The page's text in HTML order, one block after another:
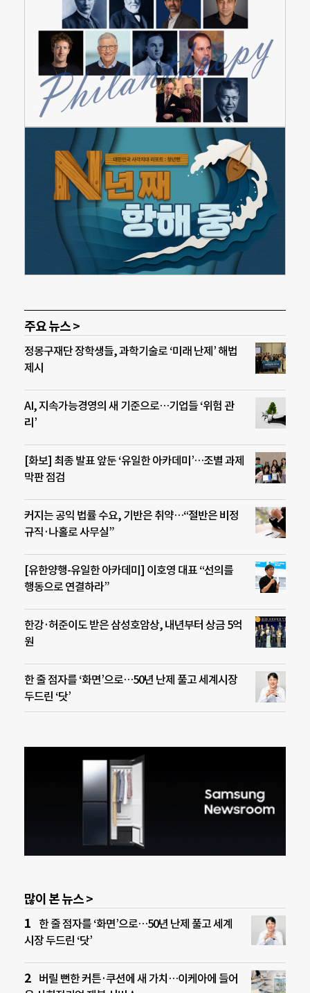
주요 뉴스 >
정몽구재단 장학생들, 과학기술로 ‘미래 난제’ 해법
제시
AI, 지속가능경영의 새 기준으로…기업들 ‘위험 관
리’
[화보] 최종 발표 앞둔 ‘유일한 아카데미’…조별 과제
막판 점검
커지는 공익 법률 수요, 기반은 취약…“절반은 비정
규직·나홀로 사무실”
[유한양행-유일한 아카데미] 이호영 대표 “선의를
행동으로 연결하라”
한강·허준이도 받은 삼성호암상, 내년부터 상금 5억
원
한 줄 점자를 ‘화면’으로…50년 난제 풀고 세계시장
두드린 ‘닷’
많이 본 뉴스 >
한 줄 점자를 ‘화면’으로…50년 난제 풀고 세계
시장 두드린 ‘닷’
버릴 뻔한 커튼·쿠션에 새 가치…이케아에 들어